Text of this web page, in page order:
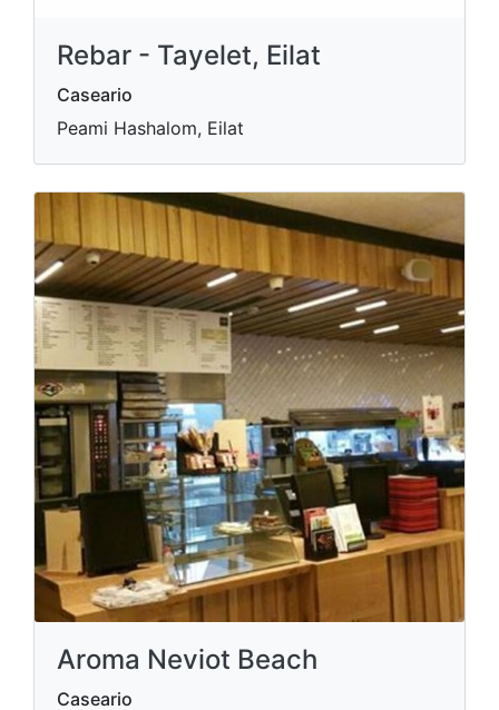
Rebar - Tayelet, Eilat
Caseario
Peami Hashalom, Eilat
Aroma Neviot Beach
Caseario